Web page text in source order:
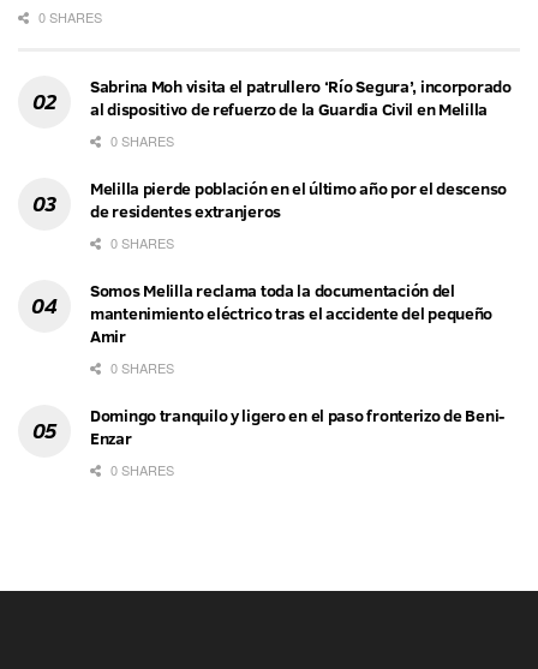
0 SHARES
Sabrina Moh visita el patrullero ‘Río Segura’, incorporado
al dispositivo de refuerzo de la Guardia Civil en Melilla
0 SHARES
Melilla pierde población en el último año por el descenso
de residentes extranjeros
0 SHARES
Somos Melilla reclama toda la documentación del
mantenimiento eléctrico tras el accidente del pequeño
Amir
0 SHARES
Domingo tranquilo y ligero en el paso fronterizo de Beni-
Enzar
0 SHARES